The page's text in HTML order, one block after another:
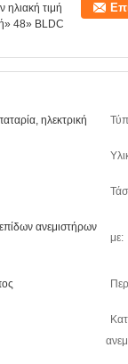
ηλιακή τιμή
48» BLDC
ηλεκτρική
ανεμιστήρων
με: